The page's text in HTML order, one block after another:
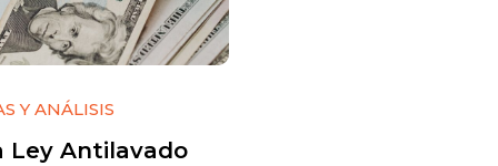
Y ANÁLISIS
Ley Antilavado